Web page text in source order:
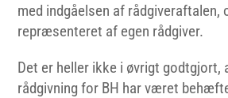
med indgåelsen af rådgiveraftalen,
repræsenteret af egen rådgiver.
Det er heller ikke i øvrigt godtgjort,
rådgivning for BH har været